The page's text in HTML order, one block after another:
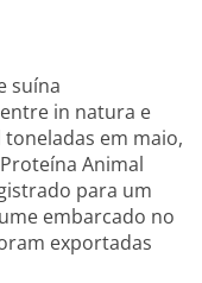
suína
in natura e
em maio,
Animal
para um
embarcado no
exportadas